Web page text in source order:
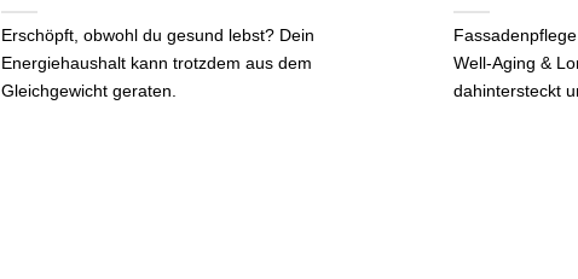
Erschöpft, obwohl du gesund lebst? Dein
Energiehaushalt kann trotzdem aus dem
Gleichgewicht geraten.
Well-Aging &
dahintersteckt